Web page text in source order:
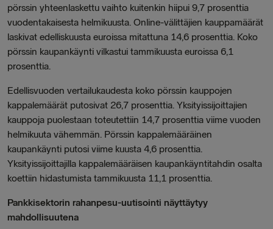
pörssin yhteenlaskettu vaihto kuitenkin hiipui 9,7 prosenttia
vuodentakaisesta helmikuusta. Online-välittäjien kauppamäärät
laskivat edelliskuusta euroissa mitattuna 14,6 prosenttia. Koko
pörssin kaupankäynti vilkastui tammikuusta euroissa 6,1
prosenttia.
Edellisvuoden vertailukaudesta koko pörssin kauppojen
kappalemäärät putosivat 26,7 prosenttia. Yksityissijoittajien
kauppoja puolestaan toteutettiin 14,7 prosenttia viime vuoden
helmikuuta vähemmän. Pörssin kappalemääräinen
kaupankäynti putosi viime kuusta 4,6 prosenttia.
Yksityissijoittajilla kappalemääräisen kaupankäyntitahdin osalta
koettiin hidastumista tammikuusta 11,1 prosenttia.
Pankkisektorin rahanpesu-uutisointi näyttäytyy
mahdollisuutena